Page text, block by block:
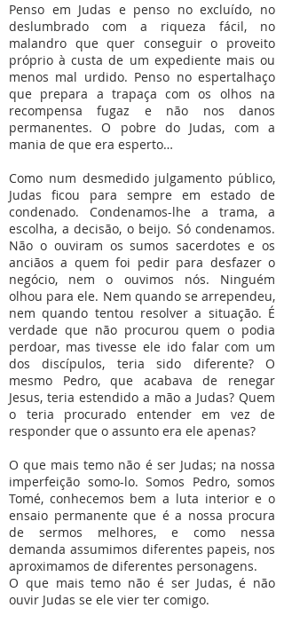
Penso em Judas e penso no excluído, no
deslumbrado com a riqueza fácil, no
malandro que quer conseguir o proveito
próprio à custa de um expediente mais ou
menos mal urdido. Penso no espertalhaço
que prepara a trapaça com os olhos na
recompensa fugaz e não nos danos
permanentes. O pobre do Judas, com a
mania de que era esperto…
Como num desmedido julgamento público,
Judas ficou para sempre em estado de
condenado. Condenamos-lhe a trama, a
escolha, a decisão, o beijo. Só condenamos.
Não o ouviram os sumos sacerdotes e os
anciãos a quem foi pedir para desfazer o
negócio, nem o ouvimos nós. Ninguém
olhou para ele. Nem quando se arrependeu,
nem quando tentou resolver a situação. É
verdade que não procurou quem o podia
perdoar, mas tivesse ele ido falar com um
dos discípulos, teria sido diferente? O
mesmo Pedro, que acabava de renegar
Jesus, teria estendido a mão a Judas? Quem
o teria procurado entender em vez de
responder que o assunto era ele apenas?
O que mais temo não é ser Judas; na nossa
imperfeição somo-lo. Somos Pedro, somos
Tomé, conhecemos bem a luta interior e o
ensaio permanente que é a nossa procura
de sermos melhores, e como nessa
demanda assumimos diferentes papeis, nos
aproximamos de diferentes personagens.
O que mais temo não é ser Judas, é não
ouvir Judas se ele vier ter comigo.